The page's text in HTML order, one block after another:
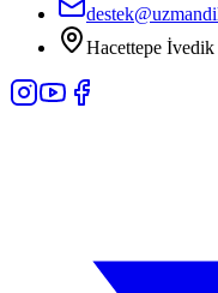
Hacettepe